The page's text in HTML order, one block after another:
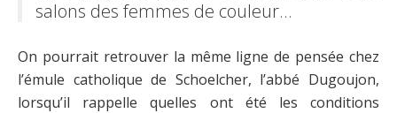
salons des femmes de couleur…
On pourrait retrouver la même ligne de pensée chez
l’émule catholique de Schoelcher, l’abbé Dugoujon,
lorsqu’il rappelle quelles ont été les conditions